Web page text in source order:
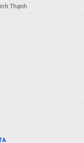
Thạnh